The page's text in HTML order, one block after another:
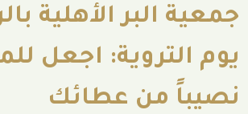
الأهلية بالرس في
اجعل للمحتاجين
عطائك